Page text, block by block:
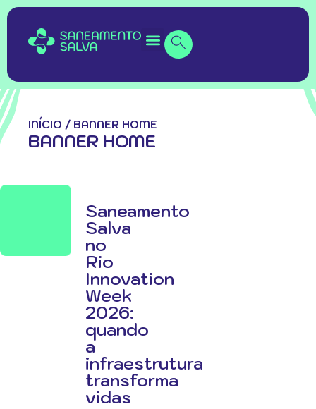
INÍCIO / BANNER HOME
BANNER HOME
Saneamento
Salva
no
Rio
Innovation
Week
2026:
quando
a
infraestrutura
transforma
vidas